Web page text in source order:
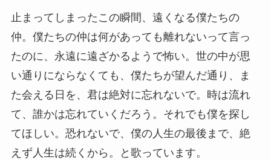
止まってしまったこの瞬間、遠くなる僕たちの
仲。僕たちの仲は何があっても離れないって言っ
たのに、永遠に遠ざかるようで怖い。世の中が思
い通りにならなくても、僕たちが望んだ通り、ま
た会える日を、君は絶対に忘れないで。時は流れ
て、誰かは忘れていくだろう。それでも僕を探し
てほしい。恐れないで、僕の人生の最後まで、絶
えず人生は続くから。と歌っています。